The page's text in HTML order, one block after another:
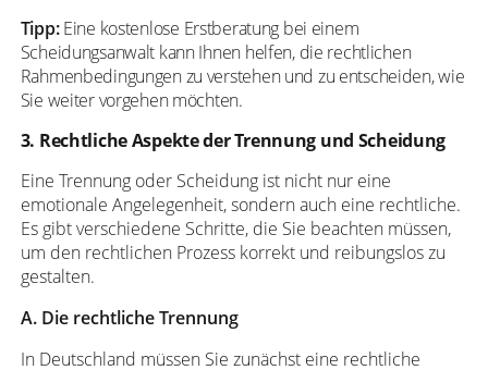
Tipp:Eine kostenlose Erstberatung bei einem
Scheidungsanwalt kann Ihnen helfen, die rechtlichen
Rahmenbedingungen zu verstehen und zu entscheiden, wie
Sie weiter vorgehen möchten.
3. Rechtliche Aspekte der Trennung und Scheidung
Eine Trennung oder Scheidung ist nicht nur eine
emotionale Angelegenheit, sondern auch eine rechtliche.
Es gibt verschiedene Schritte, die Sie beachten müssen,
um den rechtlichen Prozess korrekt und reibungslos zu
gestalten.
A. Die rechtliche Trennung
In Deutschland müssen Sie zunächst eine rechtliche